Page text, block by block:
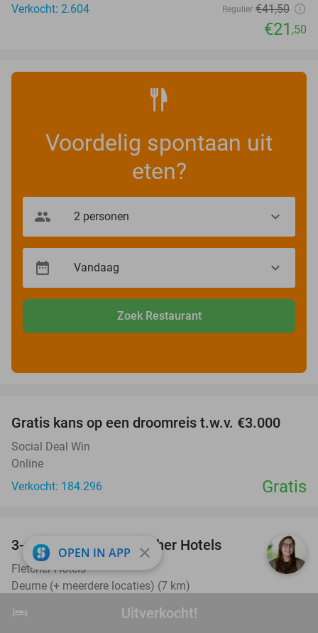
Uitverkocht!
hotel Uitverkocht!
Verkocht: 2.604
Regulier €41,50
€21 ,50
Voordelig spontaan uit
eten?
Zoek Restaurant
Gratis kans op een droomreis t.w.v. €3.000
Social Deal Win
Online
Verkocht: 184.296
Gratis
42%
3-gangendiner bij Fletcher Hotels
Fletcher Hotels
Deurne (+ meerdere locaties) (7 km)
Verkocht: 13.546
OPEN IN APP close